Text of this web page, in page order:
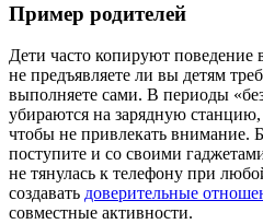
Пример родителей
Дети часто копируют поведение
не предъявляете ли вы детям
выполняете сами. В периоды
убираются на зарядную
чтобы не привлекать внимание.
поступите и со своими
не тянулась к телефону при
создавать доверительные
совместные активности.